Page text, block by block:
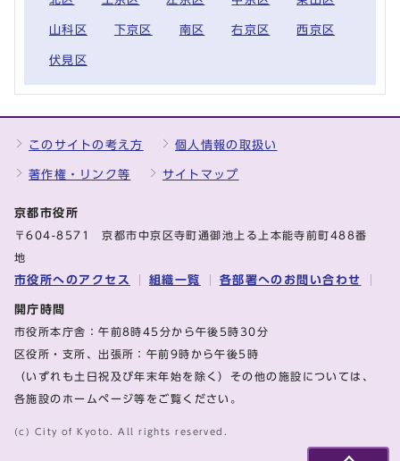
山科区 下京区 南区 右京区 西京区
伏見区
このサイトの考え方 個人情報の取扱い
著作権・リンク等 サイトマップ
京都市役所
〒604-8571 京都市中京区寺町通御池上る上本能寺前町488番
地
市役所へのアクセス 組織一覧 各部署へのお問い合わせ
開庁時間
市役所本庁舎：午前8時45分から午後5時30分
区役所・支所、出張所：午前9時から午後5時
（いずれも土日祝及び年末年始を除く）その他の施設については、
各施設のホームページ等をご覧ください。
(c) City of Kyoto. All rights reserved.